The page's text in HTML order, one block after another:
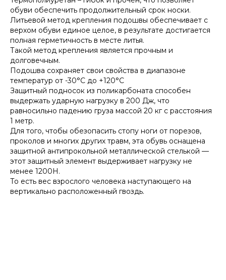
обуви обеспечить продолжительный срок носки.
Литьевой метод крепления подошвы обеспечивает с
верхом обуви единое целое, в результате достигается
полная герметичность в месте литья.
Такой метод крепления является прочным и
долговечным.
Подошва сохраняет свои свойства в диапазоне
температур от -30°С до +120°С
Защитный подносок из поликарбоната способен
выдержать ударную нагрузку в 200 Дж, что
равносильно падению груза массой 20 кг с расстояния
1 метр.
Для того, чтобы обезопасить стопу ноги от порезов,
проколов и многих других травм, эта обувь оснащена
защитной антипрокольной металлической стелькой —
этот защитный элемент выдерживает нагрузку не
менее 1200Н.
То есть вес взрослого человека наступающего на
вертикально расположенный гвоздь.